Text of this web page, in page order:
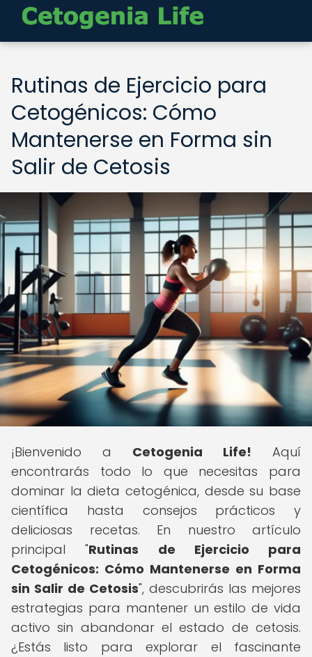
Rutinas de Ejercicio para
Cetogénicos: Cómo
Mantenerse en Forma sin
Salir de Cetosis
¡Bienvenido a Cetogenia Life! Aquí
encontrarás todo lo que necesitas para
dominar la dieta cetogénica, desde su base
científica hasta consejos prácticos y
deliciosas recetas. En nuestro artículo
principal "Rutinas de Ejercicio para
Cetogénicos: Cómo Mantenerse en Forma
sin Salir de Cetosis", descubrirás las mejores
estrategias para mantener un estilo de vida
activo sin abandonar el estado de cetosis.
¿Estás listo para explorar el fascinante